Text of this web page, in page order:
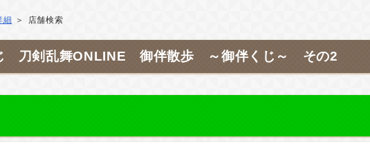
細 店舗検索
刀剣乱舞ONLINE 御伴散歩 ～御伴くじ～ その2